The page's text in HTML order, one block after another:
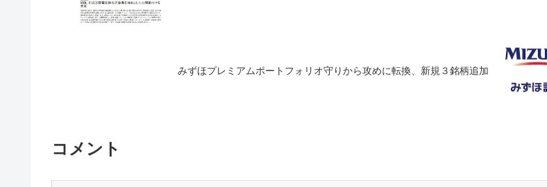
みずほプレミアムポートフォリオ守りから攻めに転換、新規３銘柄追加
コメント